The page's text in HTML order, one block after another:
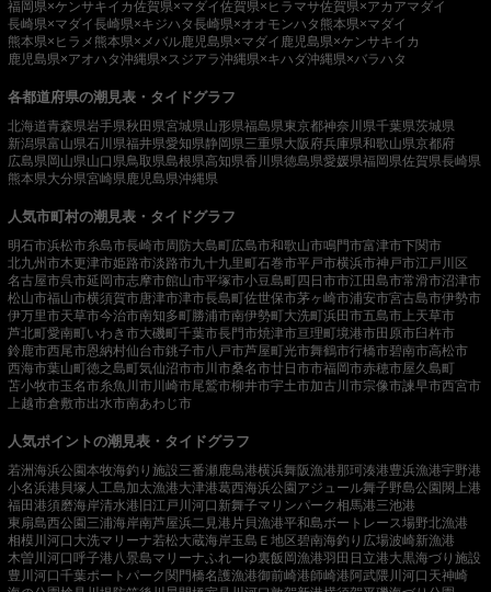
福岡県×ケンサキイカ佐賀県×マダイ佐賀県×ヒラマサ佐賀県×アカアマダイ
長崎県×マダイ長崎県×キジハタ長崎県×オオモンハタ 熊本県×マダイ
熊本県×ヒラメ 熊本県×メバル鹿児島県×マダイ 鹿児島県×ケンサキイカ
鹿児島県×アオハタ沖縄県×スジアラ沖縄県×キハダ沖縄県×バラハタ
各都道府県の潮見表・タイドグラフ
北海道青森県岩手県秋田県宮城県山形県福島県東京都神奈川県千葉県茨城県
新潟県富山県石川県福井県愛知県静岡県三重県大阪府兵庫県和歌山県京都府
広島県岡山県山口県鳥取県島根県高知県香川県徳島県愛媛県福岡県佐賀県長崎県
熊本県大分県宮崎県 鹿児島県沖縄県
人気市町村の潮見表・タイドグラフ
明石市浜松市糸島市長崎市周防大島町広島市和歌山市鳴門市富津市下関市
北九州市木更津市姫路市淡路市九十九里町石巻市平戸市横浜市神戸市江戸川区
名古屋市呉市延岡市志摩市館山市平塚市小豆島町四日市市江田島市常滑市沼津市
松山市福山市横須賀市唐津市津市長島町佐世保市茅ヶ崎市浦安市宮古島市伊勢市
伊万里市天草市今治市南知多町勝浦市南伊勢町大洗町浜田市五島市 上天草市
芦北町愛南町いわき市大磯町千葉市長門市焼津市亘理町境港市田原市臼杵市
鈴鹿市西尾市恩納村仙台市銚子市八戸市芦屋町光市舞鶴市行橋市碧南市高松市
西海市葉山町徳之島町気仙沼市市川市桑名市廿日市市福岡市赤穂市屋久島町
苫小牧市玉名市糸魚川市 川崎市尾鷲市柳井市宇土市加古川市宗像市諫早市西宮市
上越市倉敷市出水市南あわじ市
人気ポイントの潮見表・タイドグラフ
若洲海浜公園本牧海釣り施設三番瀬 鹿島港横浜舞阪漁港那珂湊港豊浜漁港宇野港
小名浜港 貝塚人工島加太漁港大津港葛西海浜公園アジュール舞子野島公園閖上港
福田港須磨海岸清水港 旧江戸川河口 新舞子マリンパーク相馬港三池港
東扇島西公園三浦海岸南芦屋浜二見港 片貝漁港平和島ボートレース場野北漁港
相模川河口 大洗マリーナ若松大蔵海岸玉島Ｅ地区碧南海釣り広場波崎新漁港
木曽川河口呼子港 八景島マリーナふれーゆ裏飯岡漁港羽田 日立港大黒海づり施設
豊川河口千葉ポートパーク関門橋名護漁港御前崎港師崎港阿武隈川河口 天神崎